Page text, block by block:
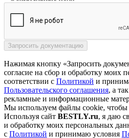
Нажимая кнопку «Запросить
согласие на сбор и обработку моих
соответствии с Политикой и
Пользовательского соглашения, а
рекламные и информационные
Мы используем файлы cookie, чтобы
Используя сайт BESTLY.ru, я даю
и обработку моих персональных
с Политикой и принимаю условия